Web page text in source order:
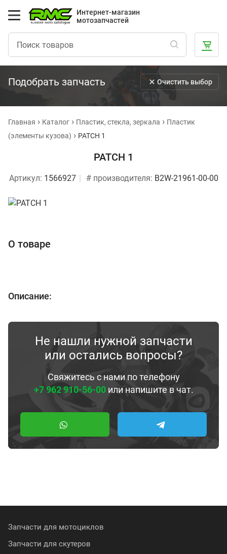
Интернет-магазин
мотозапчастей
Подобрать запчасть Очистить выбор
Главная Каталог Пластик, стекла, зеркала
Пластик
(элементы кузова)
PATCH 1
PATCH 1
Артикул: 1566927 # производителя: B2W-21961-00-00
О товаре
Описание:
Не нашли нужной запчасти
или остались вопросы?
Свяжитесь с нами по телефону
+7 962 910-56-00или напишите в чат.
Запчасти для мотоциклов
Запчасти для скутеров